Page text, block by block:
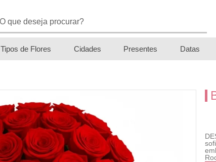
Tipos de Flores Cidades Presentes Datas